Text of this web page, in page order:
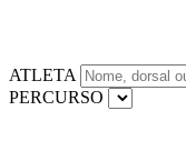
ATLETA
PERCURSO